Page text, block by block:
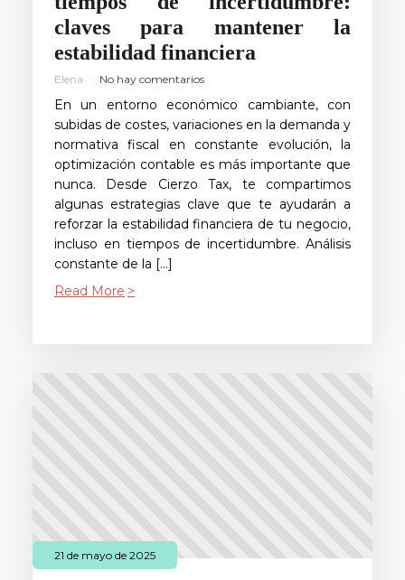
claves para mantener la
estabilidad financiera
Elena No hay comentarios
En un entorno económico cambiante, con
subidas de costes, variaciones en la demanda y
normativa fiscal en constante evolución, la
optimización contable es más importante que
nunca. Desde Cierzo Tax, te compartimos
algunas estrategias clave que te ayudarán a
reforzar la estabilidad financiera de tu negocio,
incluso en tiempos de incertidumbre. Análisis
constante de la […]
Read More
21 de mayo de 2025